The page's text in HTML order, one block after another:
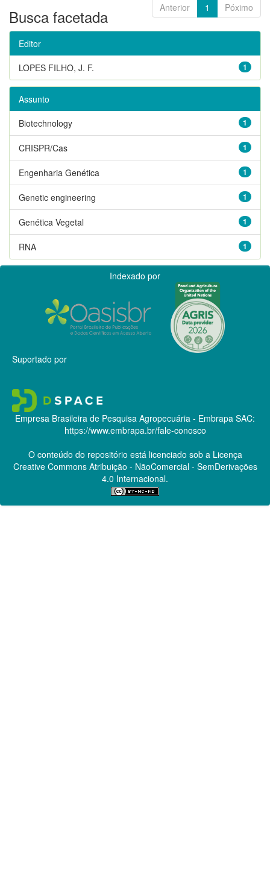
Anterior 1 Póximo
Busca facetada
Editor
1
LOPES FILHO, J. F.
Assunto
1
Biotechnology
1
CRISPR/Cas
1
Engenharia Genética
1
Genetic engineering
1
Genética Vegetal
1
RNA
Indexado por
Suportado por
Empresa Brasileira de Pesquisa Agropecuária - Embrapa SAC:
https://www.embrapa.br/fale-conosco
O conteúdo do repositório está licenciado sob a Licença
Creative CommonsAtribuição - NãoComercial - SemDerivações
4.0 Internacional.